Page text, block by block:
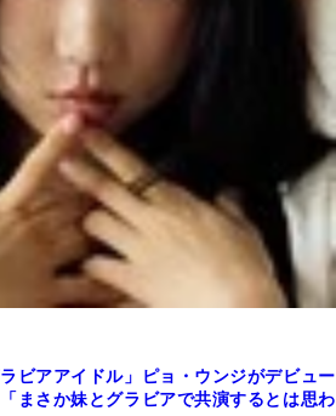
ビアアイドル」ピョ・ウンジがデビュー
まさか妹とグラビアで共演するとは思わ